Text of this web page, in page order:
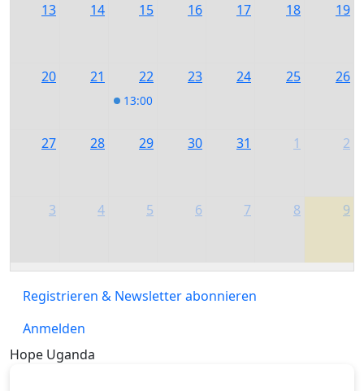
13 14 15 16 17 18 19
20 21 22
13:00
23 24 25 26
27 28 29 30 31 1 2
3 4 5 6 7 8 9
Registrieren & Newsletter abonnieren
Anmelden
Hope Uganda